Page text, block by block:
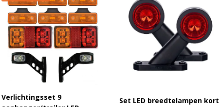
Verlichtingsset 9
Set LED breedtelampen kort